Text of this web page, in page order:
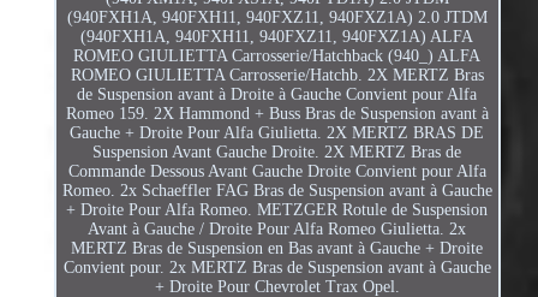
(940FXH1A, 940FXH11, 940FXZ11, 940FXZ1A) 2.0 JTDM
(940FXH1A, 940FXH11, 940FXZ11, 940FXZ1A) ALFA
ROMEO GIULIETTA Carrosserie/Hatchback (940_) ALFA
ROMEO GIULIETTA Carrosserie/Hatchb. 2X MERTZ Bras
de Suspension avant à Droite à Gauche Convient pour Alfa
Romeo 159. 2X Hammond + Buss Bras de Suspension avant à
Gauche + Droite Pour Alfa Giulietta. 2X MERTZ BRAS DE
Suspension Avant Gauche Droite. 2X MERTZ Bras de
Commande Dessous Avant Gauche Droite Convient pour Alfa
Romeo. 2x Schaeffler FAG Bras de Suspension avant à Gauche
+ Droite Pour Alfa Romeo. METZGER Rotule de Suspension
Avant à Gauche / Droite Pour Alfa Romeo Giulietta. 2x
MERTZ Bras de Suspension en Bas avant à Gauche + Droite
Convient pour. 2x MERTZ Bras de Suspension avant à Gauche
+ Droite Pour Chevrolet Trax Opel.